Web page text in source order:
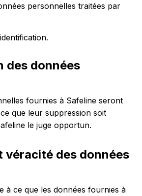
personnelles traitées par
des données
fournies à Safeline seront
que leur suppression soit
le juge opportun.
véracité des données
à ce que les données fournies à